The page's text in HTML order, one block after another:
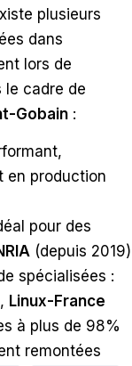
plusieurs
dans
lors de
le cadre de
Gobain :
en production
pour des
(depuis 2019)
spécialisées :
, Linux-France
à plus de 98%
remontées